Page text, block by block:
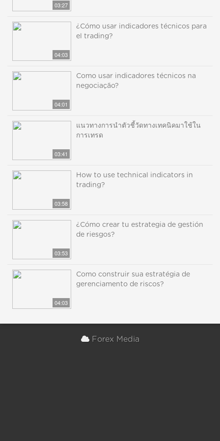
03:27
04:03
¿Cómo usar indicadores técnicos para
el trading?
04:01
Como usar indicadores técnicos na
negociação?
03:41
แนวทางการนำตัวชี้วัดทางเทคนิคมาใช้ใน
การเทรด
03:58
How to use technical indicators in
trading?
03:53
¿Cómo crear tu estrategia de gestión
de riesgos?
04:03
Como construir sua estratégia de
gerenciamento de riscos?
Forex Media